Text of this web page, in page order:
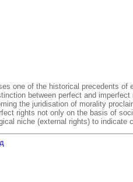
one of the historical precedents
between perfect and
the juridisation of morality
rights not only on the basis of
niche (external rights) to